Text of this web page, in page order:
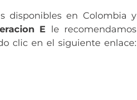
disponibles en Colombia y
E le recomendamos
clic en el siguiente enlace: